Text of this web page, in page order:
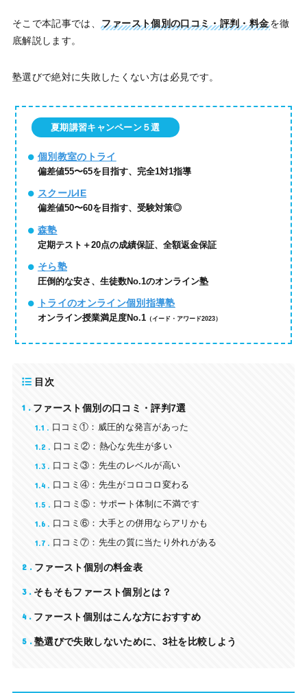
そこで本記事では、 ファースト個別の口コミ・評判・料金を徹
底解説します。
塾選びで絶対に失敗したくない方は必見です。
夏期講習キャンペーン５選
個別教室のトライ
偏差値55〜65を目指す、完全1対1指導
スクールIE
偏差値50〜60を目指す、受験対策◎
森塾
定期テスト＋20点の成績保証、全額返金保証
そら塾
圧倒的な安さ、生徒数No.1のオンライン塾
トライのオンライン個別指導塾
オンライン授業満足度No.1（イード・アワード2023）
目次
1 ファースト個別の口コミ・評判7選
1.1
口コミ①：威圧的な発言があった
1.2
口コミ②：熱心な先生が多い
1.3
口コミ③：先生のレベルが高い
1.4
口コミ④：先生がコロコロ変わる
1.5
口コミ⑤：サポート体制に不満です
1.6
口コミ⑥：大手との併用ならアリかも
1.7
口コミ⑦：先生の質に当たり外れがある
2 ファースト個別の料金表
3 そもそもファースト個別とは？
4 ファースト個別はこんな方におすすめ
5 塾選びで失敗しないために、3社を比較しよう